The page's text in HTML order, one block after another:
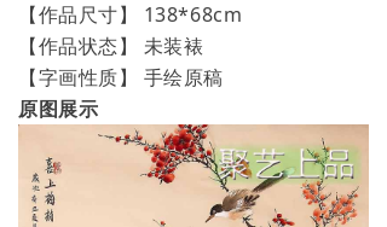
【作品尺寸】 138*68cm
【作品状态】 未装裱
【字画性质】 手绘原稿
原图展示